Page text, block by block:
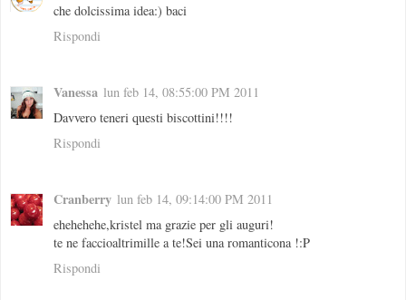
che dolcissima idea:) baci
Rispondi
Vanessa lun feb 14, 08:55:00 PM 2011
Davvero teneri questi biscottini!!!!
Rispondi
Cranberry lun feb 14, 09:14:00 PM 2011
ehehehehe,kristel ma grazie per gli auguri!
te ne faccioaltrimille a te!Sei una romanticona !:P
Rispondi